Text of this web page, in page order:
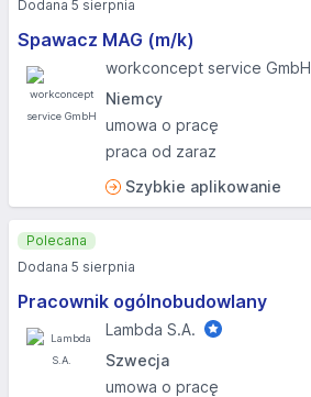
Spawacz MAG (m/k)
workconcept service GmbH
Niemcy
umowa o pracę
praca od zaraz
Szybkie aplikowanie
Dodana 5 sierpnia
Pracownik ogólnobudowlany
Lambda S.A.
Szwecja
umowa o pracę
Polecana
Dodana 5 sierpnia